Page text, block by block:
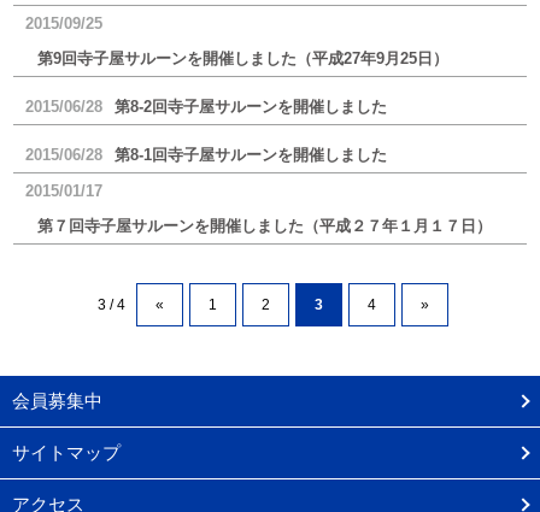
2015/09/25
第9回寺子屋サルーンを開催しました（平成27年9月25日）
2015/06/28 第8-2回寺子屋サルーンを開催しました
2015/06/28
第8-1回寺子屋サルーンを開催しました
2015/01/17
第７回寺子屋サルーンを開催しました（平成２７年１月１７日）
3 / 4 « 1 2 3 4 »
会員募集中
サイトマップ
アクセス